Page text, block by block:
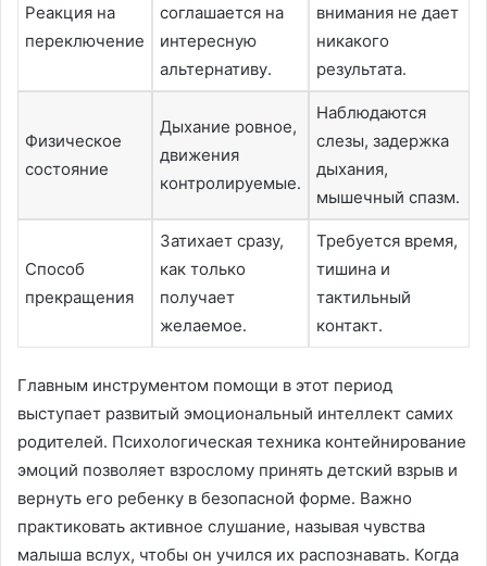
Реакция на
переключение
соглашается на
интересную
альтернативу․
внимания не дает
никакого
результата․
Физическое
состояние
Дыхание ровное,
движения
контролируемые․
Наблюдаются
слезы, задержка
дыхания,
мышечный спазм․
Способ
прекращения
Затихает сразу,
как только
получает
желаемое․
Требуется время,
тишина и
тактильный
контакт․
Главным инструментом помощи в этот период
выступает развитый эмоциональный интеллект самих
родителей․ Психологическая техника контейнирование
эмоций позволяет взрослому принять детский взрыв и
вернуть его ребенку в безопасной форме․ Важно
практиковать активное слушание, называя чувства
малыша вслух, чтобы он учился их распознавать․ Когда